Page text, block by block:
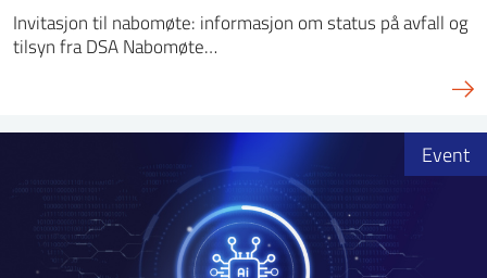
Invitasjon til nabomøte: informasjon om status på avfall og
tilsyn fra DSA Nabomøte…
Event